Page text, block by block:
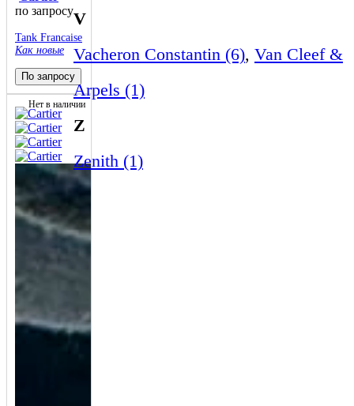
V
Vacheron Constantin (6), Van Cleef &
Arpels (1)
Z
Zenith (1)
по запросу
Tank Francaise
Как новые
По запросу
Нет в наличии